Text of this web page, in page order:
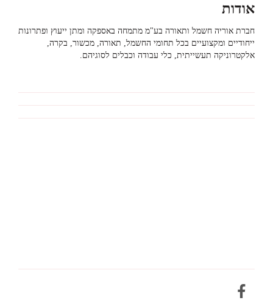
אודות
חברת אוריה חשמל ותאורה בע"מ מתמחה באספקה ומתן ייעוץ ופתרונות
ייחודיים ומקצועיים בכל תחומי החשמל, תאורה, מכשור, בקרה,
אלקטרוניקה תעשייתית, כלי עבודה וכבלים לסוגיהם.